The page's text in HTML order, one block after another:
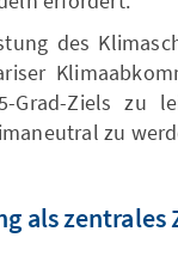
des
Grad-Ziels zu
zu
als zentrales